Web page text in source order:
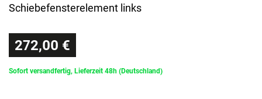
Schiebefensterelement links
272,00 €
Sofort versandfertig, Lieferzeit 48h (Deutschland)